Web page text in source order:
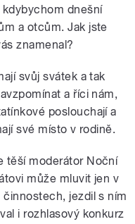
dnešní
a otcům. Jak jste
znamenal?
svůj svátek a tak
a říci nám,
poslouchají a
své místo v rodině.
těší moderátor Noční
může mluvit jen v
jezdil s ním
i rozhlasový konkurz